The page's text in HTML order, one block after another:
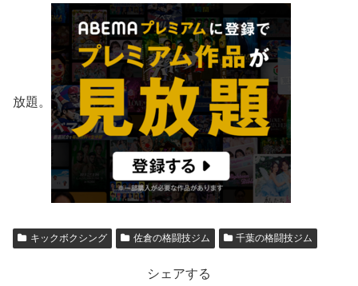
放題。
キックボクシング 佐倉の格闘技ジム 千葉の格闘技ジム
シェアする